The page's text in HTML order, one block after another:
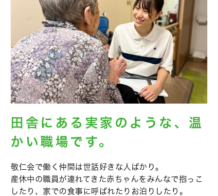
田舎にある実家のような、温
かい職場です。
敬仁会で働く仲間は世話好きな人ばかり。
産休中の職員が連れてきた赤ちゃんをみんなで抱っこ
したり、家での食事に呼ばれたりお泊りしたり。